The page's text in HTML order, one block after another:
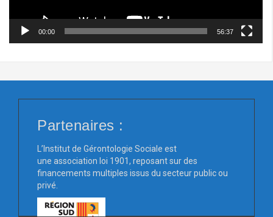
00:00 56:37
Partenaires :
L’Institut de Gérontologie Sociale est
une association loi 1901, reposant sur des
financements multiples issus du secteur public ou
privé.